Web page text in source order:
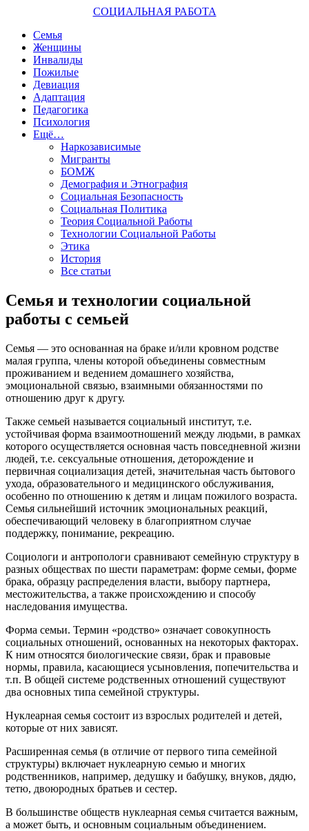
СОЦИАЛЬНАЯ РАБОТА
Семья
Женщины
Инвалиды
Пожилые
Девиация
Адаптация
Педагогика
Психология
Ещё…
Наркозависимые
Мигранты
БОМЖ
Демография и Этнография
Социальная Безопасность
Социальная Политика
Теория Социальной Работы
Технологии Социальной Работы
Этика
История
Все статьи
Семья и технологии социальной
работы с семьей
Семья — это основанная на браке и/или кровном родстве
малая группа, члены которой объединены совместным
проживанием и ведением домашнего хозяйства,
эмоциональной связью, взаимными обязанностями по
отношению друг к другу.
Также семьей называется социальный институт, т.е.
устойчивая форма взаимоотношений между людьми, в рамках
которого осуществляется основная часть повседневной жизни
людей, т.е. сексуальные отношения, деторождение и
первичная социализация детей, значительная часть бытового
ухода, образовательного и медицинского обслуживания,
особенно по отношению к детям и лицам пожилого возраста.
Семья сильнейший источник эмоциональных реакций,
обеспечивающий человеку в благоприятном случае
поддержку, понимание, рекреацию.
Социологи и антропологи сравнивают семейную структуру в
разных обществах по шести параметрам: форме семьи, форме
брака, образцу распределения власти, выбору партнера,
местожительства, а также происхождению и способу
наследования имущества.
Форма семьи. Термин «родство» означает совокупность
социальных отношений, основанных на некоторых факторах.
К ним относятся биологические связи, брак и правовые
нормы, правила, касающиеся усыновления, попечительства и
т.п. В общей системе родственных отношений существуют
два основных типа семейной структуры.
Нуклеарная семья состоит из взрослых родителей и детей,
которые от них зависят.
Расширенная семья (в отличие от первого типа семейной
структуры) включает нуклеарную семью и многих
родственников, например, дедушку и бабушку, внуков, дядю,
тетю, двоюродных братьев и сестер.
В большинстве обществ нуклеарная семья считается важным,
а может быть, и основным социальным объединением.